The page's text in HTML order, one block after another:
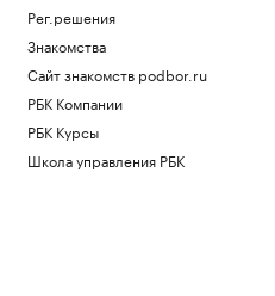
Рег.решения
Знакомства
Сайт знакомств podbor.ru
РБК Компании
РБК Курсы
Школа управления РБК